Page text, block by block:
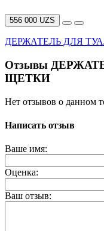
556 000 UZS
ДЕРЖАТЕЛЬ ДЛЯ
Отзывы
ЩЕТКИ
Нет отзывов о данном
Написать отзыв
Ваше имя:
Оценка:
Ваш отзыв: